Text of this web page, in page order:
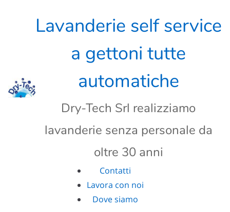
Lavanderie self service
a gettoni tutte
automatiche
Dry-Tech Srl realizziamo
lavanderie senza personale da
oltre 30 anni
Contatti
Lavora con noi
Dove siamo